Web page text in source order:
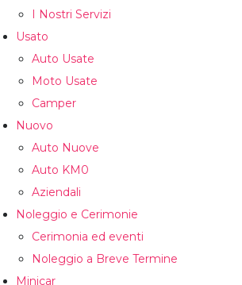
I Nostri Servizi
Usato
Auto Usate
Moto Usate
Camper
Nuovo
Auto Nuove
Auto KM0
Aziendali
Noleggio e Cerimonie
Cerimonia ed eventi
Noleggio a Breve Termine
Minicar